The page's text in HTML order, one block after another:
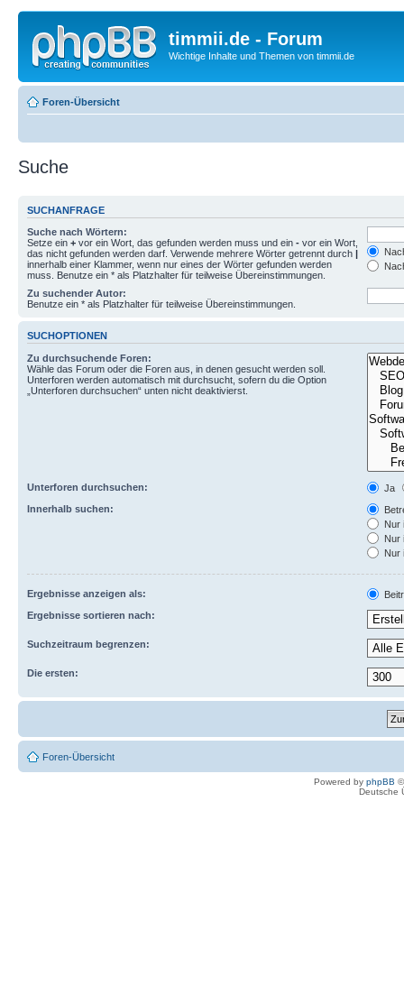
timmii.de - Forum
Wichtige Inhalte und Themen von timmii.de
Foren-Übersicht
Suche
SUCHANFRAGE
Suche nach Wörtern:
Setze ein + vor ein Wort, das gefunden werden muss und ein - vor ein Wort,
das nicht gefunden werden darf. Verwende mehrere Wörter getrennt durch |
innerhalb einer Klammer, wenn nur eines der Wörter gefunden werden
muss. Benutze ein * als Platzhalter für teilweise Übereinstimmungen.
Zu suchender Autor:
Benutze ein * als Platzhalter für teilweise Übereinstimmungen.
SUCHOPTIONEN
Zu durchsuchende Foren:
Wähle das Forum oder die Foren aus, in denen gesucht werden soll.
Unterforen werden automatisch mit durchsucht, sofern du die Option
„Unterforen durchsuchen“ unten nicht deaktivierst.
Unterforen durchsuchen:
Ja
Innerhalb suchen:
Nur
Nur
Nur
Ergebnisse anzeigen als:
Ergebnisse sortieren nach:
Suchzeitraum begrenzen:
Die ersten:
Foren-Übersicht
Powered by phpBB
Deutsche